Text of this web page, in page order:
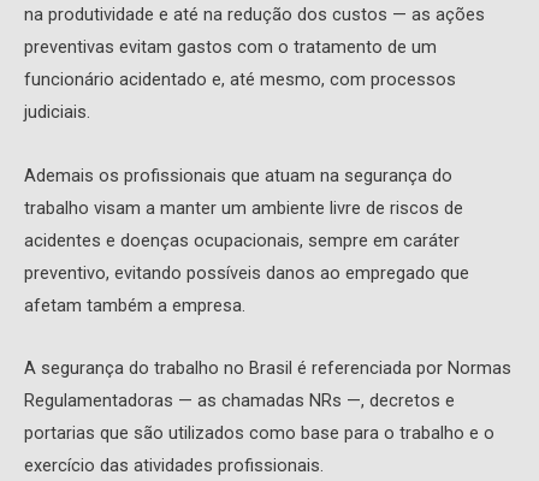
na produtividade e até na redução dos custos — as ações
preventivas evitam gastos com o tratamento de um
funcionário acidentado e, até mesmo, com processos
judiciais.
Ademais os profissionais que atuam na segurança do
trabalho visam a manter um ambiente livre de riscos de
acidentes e doenças ocupacionais, sempre em caráter
preventivo, evitando possíveis danos ao empregado que
afetam também a empresa.
A segurança do trabalho no Brasil é referenciada por Normas
Regulamentadoras — as chamadas NRs —, decretos e
portarias que são utilizados como base para o trabalho e o
exercício das atividades profissionais.